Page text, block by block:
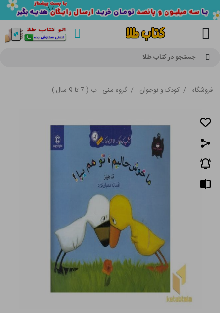
جستجو در کتاب طلا
فروشگاه / کودک و نوجوان / گروه سنی - ب ( 7 تا 9 سال )